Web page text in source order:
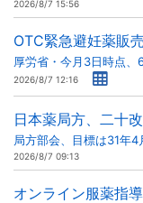
2026/8/7 15:56
OTC緊急避妊薬販
厚労省・今月3日時点、
2026/8/7 12:16
日本薬局方、二十
局方部会、目標は31年4
2026/8/7 09:13
オンライン服薬指